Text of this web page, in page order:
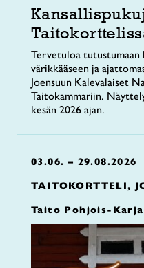
Tervetuloa tutustumaan
värikkääseen ja
Joensuun Kalevalaiset
Taitokammariin.
kesän 2026 ajan.
03.06. – 29.08.2026
TAITOKORTTELI,
Taito Pohjois-